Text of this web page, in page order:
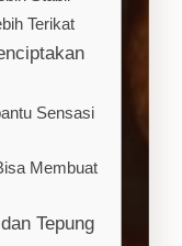
Terikat
Sensasi
Membuat
Tepung